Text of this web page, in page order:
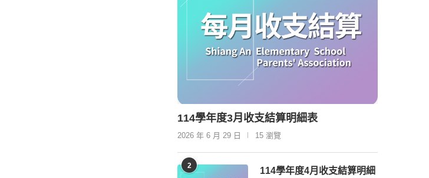
114學年度3月收支結算明細表
2026 年 6 月 29 日 15 瀏覽
2
114學年度4月收支結算明細